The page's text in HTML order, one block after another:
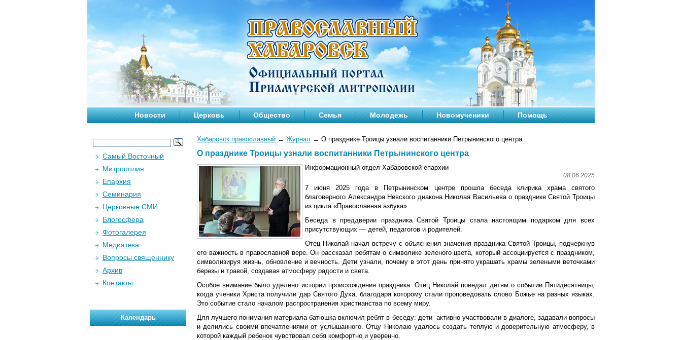
Новости Церковь Общество Семья Молодежь Новомученики Помощь
Хабаровск православный → Журнал → О празднике Троицы узнали воспитанники Петрынинского центра
О празднике Троицы узнали воспитанники Петрынинского центра
Информационный отдел Хабаровской епархии
08.06.2025
7 июня 2025 года в Петрынинском центре прошла беседа клирика храма святого
благоверного Александра Невского диакона Николая Васильева о празднике Святой Троицы
из цикла «Православная азбука».
Беседа в преддверии праздника Святой Троицы стала настоящим подарком для всех
присутствующих — детей, педагогов и родителей.
Отец Николай начал встречу с объяснения значения праздника Святой Троицы, подчеркнув
его важность в православной вере. Он рассказал ребятам о символике зеленого цвета, который ассоциируется с праздником,
символизируя жизнь, обновление и вечность. Дети узнали, почему в этот день принято украшать храмы зелеными веточками
березы и травой, создавая атмосферу радости и света.
Особое внимание было уделено истории происхождения праздника. Отец Николай поведал детям о событии Пятидесятницы,
когда ученики Христа получили дар Святого Духа, благодаря которому стали проповедовать слово Божье на разных языках.
Это событие стало началом распространения христианства по всему миру.
Для лучшего понимания материала батюшка включил ребят в беседу: дети активно участвовали в диалоге, задавали вопросы
и делились своими впечатлениями от услышанного. Отцу Николаю удалось создать теплую и доверительную атмосферу, в
которой каждый ребенок чувствовал себя комфортно и уверенно.
Самый Восточный
Митрополия
Епархия
Семинария
Церковные СМИ
Блогосфера
Фотогалерея
Медиатека
Вопросы священнику
Архив
Контакты
Календарь